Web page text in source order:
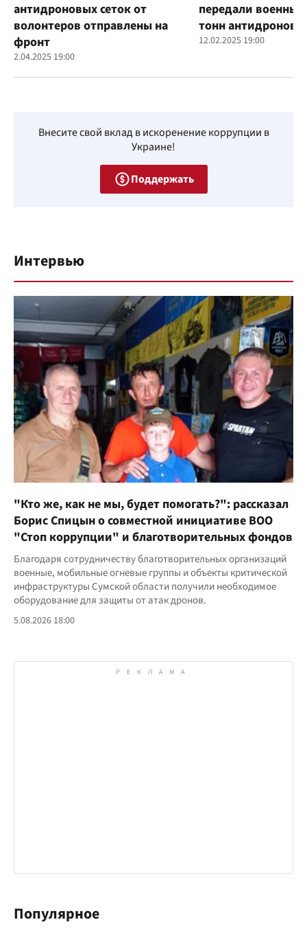
антидроновых сеток от
волонтеров отправлены на
фронт
2.04.2025 19:00
передали
тонн
12.02.2025 19:00
Внесите свой вклад в искоренение коррупции в
Украине!
Поддержать
Интервью
"Кто же, как не мы, будет помогать?": рассказал
Борис Спицын о совместной инициативе ВОО
"Стоп коррупции" и благотворительных фондов
Благодаря сотрудничеству благотворительных организаций
военные, мобильные огневые группы и объекты критической
инфраструктуры Сумской области получили необходимое
оборудование для защиты от атак дронов.
5.08.2026 18:00
Популярное